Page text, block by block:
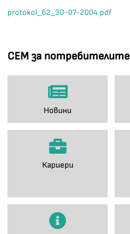
СЕМ за потребителите
Новини
Кариери
protokol_62_30-07-2004.pdf